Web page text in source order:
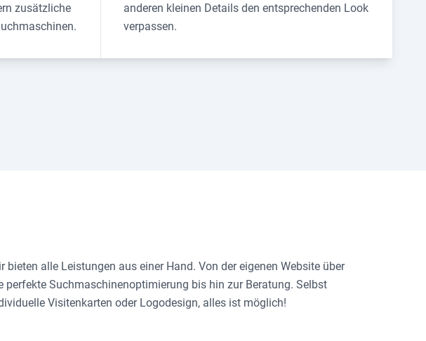
zusätzliche
anderen kleinen Details den entsprechenden Look
verpassen.
bieten alle Leistungen aus einer Hand. Von der eigenen Website über
perfekte Suchmaschinenoptimierung bis hin zur Beratung. Selbst
Visitenkarten oder Logodesign, alles ist möglich!